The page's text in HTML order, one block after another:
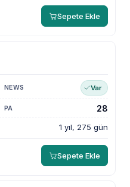
Sepete Ekle
Var
1 yıl, 275 gün
28
Sepete Ekle